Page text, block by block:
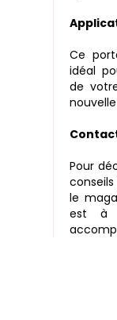
Ce
idéal
de
Pour
le
est à